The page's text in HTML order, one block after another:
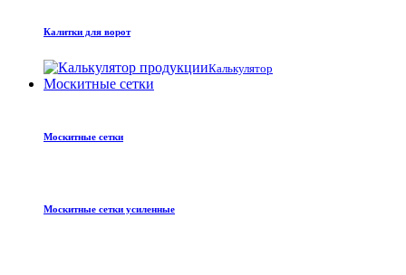
Калитки для ворот
Калькулятор
Москитные сетки
Москитные сетки
Москитные сетки усиленные